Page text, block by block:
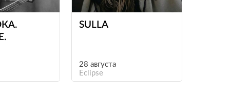
SULLA
28 августа
Eclipse